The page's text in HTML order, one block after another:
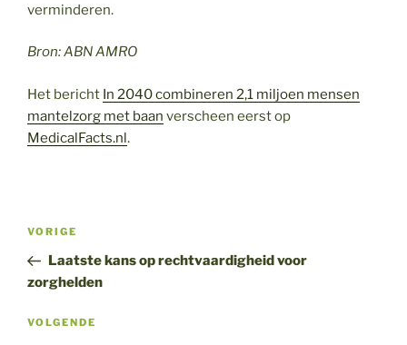
verminderen.
Bron: ABN AMRO
Het bericht In 2040 combineren 2,1 miljoen mensen
mantelzorg met baan verscheen eerst op
MedicalFacts.nl.
Bericht
Vorig
bericht
VORIGE
Laatste kans op rechtvaardigheid voor
zorghelden
Volgend
VOLGENDE